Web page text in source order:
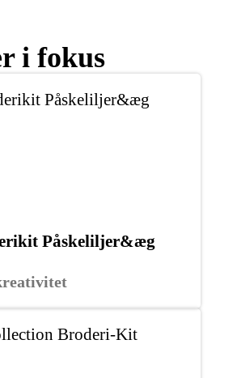
i fokus
Påskeliljer&æg